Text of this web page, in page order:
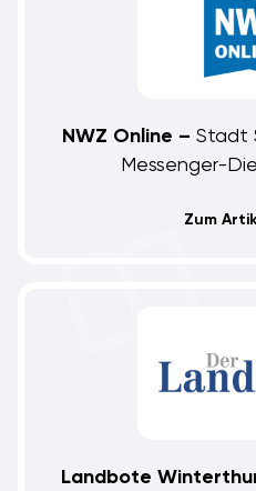
NWZ Online – Stadt
Messenger-
Zum
Landbote